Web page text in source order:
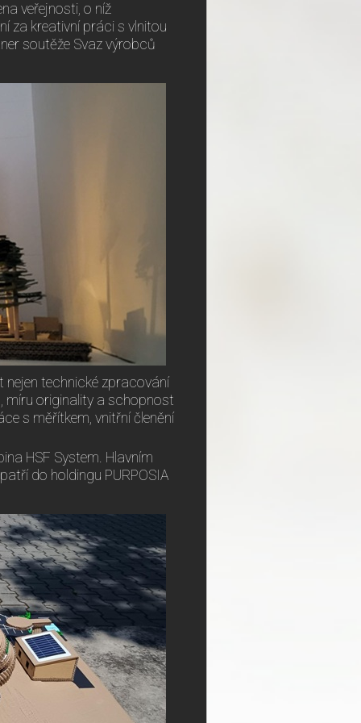
veřejnosti, o níž
za kreativní práci s vlnitou
soutěže Svaz výrobců
technické zpracování
míru originality a schopnost
s měřítkem, vnitřní členění
HSF System. Hlavním
do holdingu PURPOSIA